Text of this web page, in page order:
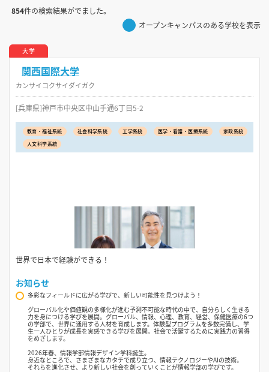
854件の検索結果がでました。
オープンキャンパスのある学校を表示
大学
関西国際大学
カンサイコクサイダイガク
[兵庫県]神戸市中央区中山手通6丁目5-2
教育・福祉系統 社会科学系統 工学系統 医学・看護・医療系統
家政系統
人文科学系統
世界で日本で経験ができる！
お知らせ
多彩なフィールドに広がる学びで、新しい可能性を見つけよう！
グローバル化や価値観の多様化が進む予測不可能な時代の中で、自分らしく生きる
力を身につける学びを展開。グローバル、情報、心理、教育、経営、保健医療の6つ
の学部で、世界に通用する人材を育成します。体験型プログラムを多数完備し、学
生一人ひとりが成長を実感できる学びを展開。社会で活躍するために実践力の習得
をめざします。
2026年春、情報学部情報デザイン学科誕生。
身近なところで、さまざまなカタチで成り立つ、情報テクノロジーやAIの技術。
それらを進化させ、より新しい社会を創っていくことが情報学部の学びです。